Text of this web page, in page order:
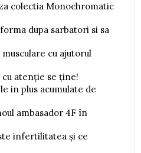
colectia Monochromatic
dupa sarbatori si sa
cu ajutorul
atenție se ține!
in plus acumulate de
ambasador 4F în
infertilitatea și ce